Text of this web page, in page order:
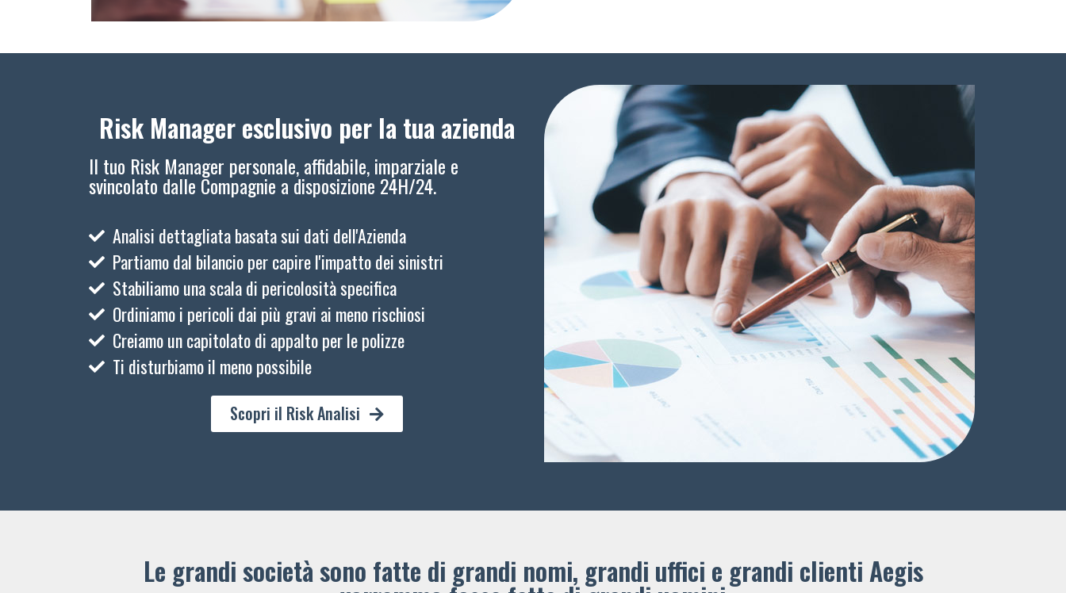
Risk Manager esclusivo per la tua azienda
Il tuo Risk Manager personale, affidabile, imparziale e
svincolato dalle Compagnie a disposizione 24H/24.
Analisi dettagliata basata sui dati dell'Azienda
Partiamo dal bilancio per capire l'impatto dei sinistri
Stabiliamo una scala di pericolosità specifica
Ordiniamo i pericoli dai più gravi ai meno rischiosi
Creiamo un capitolato di appalto per le polizze
Ti disturbiamo il meno possibile
Scopri il Risk Analisi
Le grandi società sono fatte di grandi nomi, grandi uffici e grandi clienti ​Aegis